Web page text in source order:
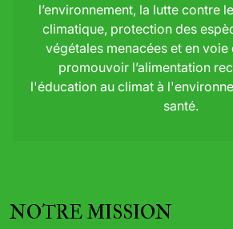
l’environnement, la lutte contre
climatique, protection des
végétales menacées et en
promouvoir l’alimentation
l'éducation au climat à
santé.
NOTRE MISSION